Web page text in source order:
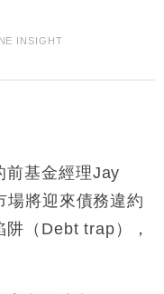
斥4億美元押注未上市公
新高 中期息增15%至
全周仍升近2%
INSIGHT
基金經理Jay
場將迎來債務違約
（Debt trap），